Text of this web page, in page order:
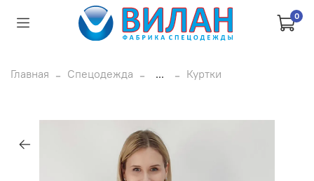
0
Главная Спецодежда ... Куртки